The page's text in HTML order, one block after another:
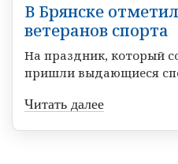
В Брянске
ветеранов спорта
На праздник, который
пришли выдающиеся
Читать далее